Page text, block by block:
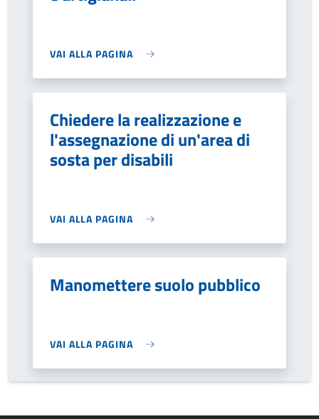
VAI ALLA PAGINA
Chiedere la realizzazione e
l'assegnazione di un'area di
sosta per disabili
VAI ALLA PAGINA
Manomettere suolo pubblico
VAI ALLA PAGINA